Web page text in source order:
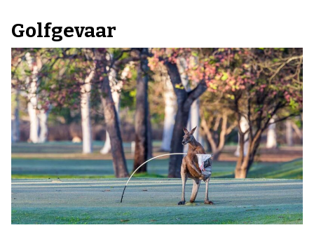
Golfgevaar